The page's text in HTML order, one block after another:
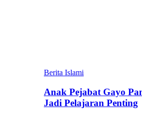
Berita Islami
Anak Pejabat Gayo
Jadi Pelajaran Penting